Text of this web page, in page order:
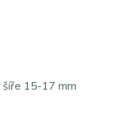
šíře 15-17 mm